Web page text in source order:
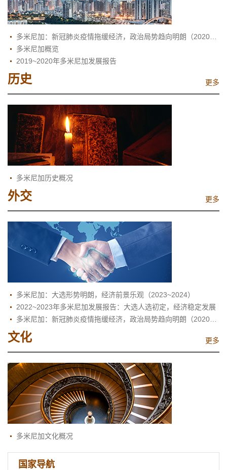
多米尼加概览
2019~2020年多米尼加发展报告
历史 更多
多米尼加历史概况
外交 更多
多米尼加：大选形势明朗，经济前景乐观（2023~2024）
2022~2023年多米尼加发展报告：大选人选初定，经济稳定发展
文化 更多
多米尼加文化概况
国家导航